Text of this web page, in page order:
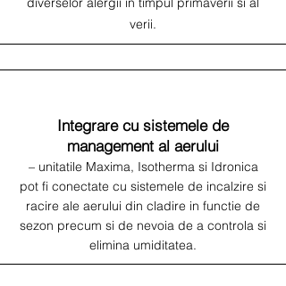
verii.
Integrare cu sistemele de
management al aerului
– unitatile Maxima, Isotherma si Idronica
pot fi conectate cu sistemele de incalzire si
racire ale aerului din cladire in functie de
sezon precum si de nevoia de a controla si
elimina umiditatea.